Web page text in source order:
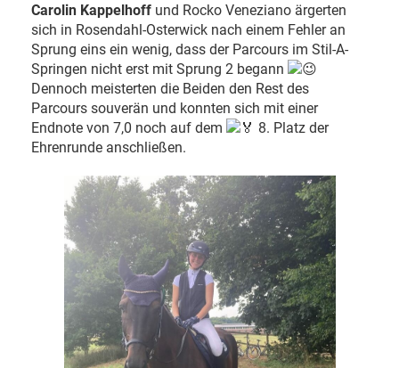
Carolin Kappelhoff und Rocko Veneziano ärgerten
sich in Rosendahl-Osterwick nach einem Fehler an
Sprung eins ein wenig, dass der Parcours im Stil-A-
Springen nicht erst mit Sprung 2 begann
Dennoch meisterten die Beiden den Rest des
Parcours souverän und konnten sich mit einer
Endnote von 7,0 noch auf dem
8. Platz der
Ehrenrunde anschließen.